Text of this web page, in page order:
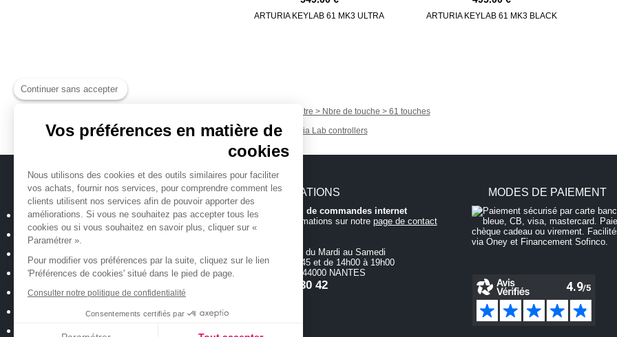
Continuer sans accepter
Vos préférences en matière de
cookies
Nous utilisons des cookies et des outils similaires pour faciliter
vos achats, fournir nos services, pour comprendre comment les
clients utilisent nos services afin de pouvoir apporter des
améliorations. Si vous ne souhaitez pas accepter tous les
cookies ou si vous souhaitez en savoir plus, cliquer sur «
Paramétrer ».
Pour modifier vos préférences par la suite, cliquez sur le lien
'Préférences de cookies' situé dans le pied de page.
Consulter notre politique de confidentialité
Consentements certifiés par
ARTURIA KEYLAB 61 MK3 ULTRA ARTURIA KEYLAB 61 MK3 BLACK
Clavier maitre > Nbre de touche > 61 touches
Tags : Arturia Lab controllers
MICHENAUD.COM
Qui sommes nous ?
Plan du site
Mentions légales
Conditions générales de vente
Politique de confidentialité
Cookies : Vos préférences
Nos occasions
INFORMATIONS
Hotline et suivi de commandes internet
Toutes les informations sur notre page de contact
ouvert du Mardi au Samedi
de 10h00 à 12h45 et de 14h00 à 19h00
18 allée Baco - 44000 NANTES
02 40 35 30 42
MODES DE PAIEMENT